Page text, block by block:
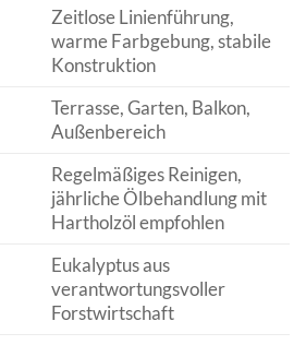
Zeitlose Linienführung,
warme Farbgebung, stabile
Konstruktion
Terrasse, Garten, Balkon,
Außenbereich
Regelmäßiges Reinigen,
jährliche Ölbehandlung mit
Hartholzöl empfohlen
Eukalyptus aus
verantwortungsvoller
Forstwirtschaft